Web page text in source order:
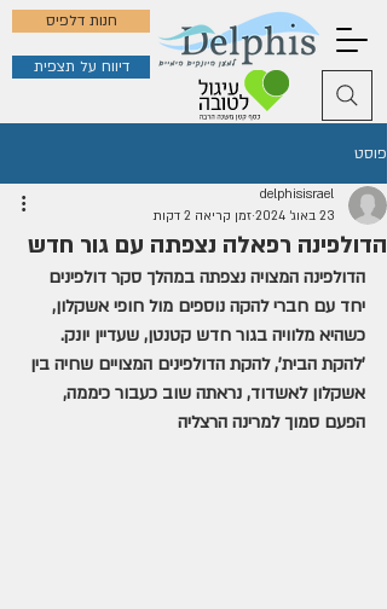
חנות דלפיס
דיווח על תצפית
פוסט
הדולפינה רפאלה נצפתה עם גור חדש
delphisisrael
23 באוג׳ 2024
זמן קריאה 2 דקות
הדולפינה המצויה נצפתה במהלך סקר דולפינים
יחד עם חברי להקה נוספים מול חופי אשקלון,
כשהיא מלוויה בגור חדש קטנטן, שעדיין יונק.
'להקת הבית', להקת הדולפינים המצויים שחיה בין
אשקלון לאשדוד, נראתה שוב כעבור כיממה,
הפעם סמוך למרינה הרצליה